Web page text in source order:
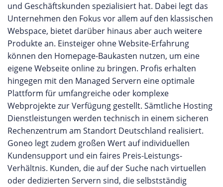
und Geschäftskunden spezialisiert hat. Dabei legt das
Unternehmen den Fokus vor allem auf den klassischen
Webspace, bietet darüber hinaus aber auch weitere
Produkte an. Einsteiger ohne Website-Erfahrung
können den Homepage-Baukasten nutzen, um eine
eigene Webseite online zu bringen. Profis erhalten
hingegen mit den Managed Servern eine optimale
Plattform für umfangreiche oder komplexe
Webprojekte zur Verfügung gestellt. Sämtliche Hosting
Dienstleistungen werden technisch in einem sicheren
Rechenzentrum am Standort Deutschland realisiert.
Goneo legt zudem großen Wert auf individuellen
Kundensupport und ein faires Preis-Leistungs-
Verhältnis. Kunden, die auf der Suche nach virtuellen
oder dedizierten Servern sind, die selbstständig